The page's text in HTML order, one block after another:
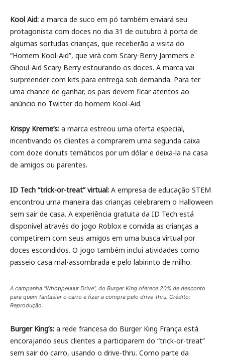
Kool Aid: a marca de suco em pó também enviará seu
protagonista com doces no dia 31 de outubro à porta de
algumas sortudas crianças, que receberão a visita do
“Homem Kool-Aid”, que virá com Scary-Berry Jammers e
Ghoul-Aid Scary Berry estourando os doces. A marca vai
surpreender com kits para entrega sob demanda. Para ter
uma chance de ganhar, os pais devem ficar atentos ao
anúncio no Twitter do homem Kool-Aid.
Krispy Kreme’s: a marca estreou uma oferta especial,
incentivando os clientes a comprarem uma segunda caixa
com doze donuts temáticos por um dólar e deixa-la na casa
de amigos ou parentes.
ID Tech “trick-or-treat” virtual: A empresa de educação STEM
encontrou uma maneira das crianças celebrarem o Halloween
sem sair de casa. A experiência gratuita da ID Tech está
disponível através do jogo Roblox e convida as crianças a
competirem com seus amigos em uma busca virtual por
doces escondidos. O jogo também inclui atividades como
passeio casa mal-assombrada e pelo labirinto de milho.
A campanha “Whoppeuuur Drive”, do Burger King oferece 20% de desconto
para quem fantasiar o carro e fizer a compra pelo drive-thru. Crédito:
Reprodução.
Burger King’s: a rede francesa do Burger King França está
encorajando seus clientes a participarem do “trick-or-treat”
sem sair do carro, usando o drive-thru. Como parte da